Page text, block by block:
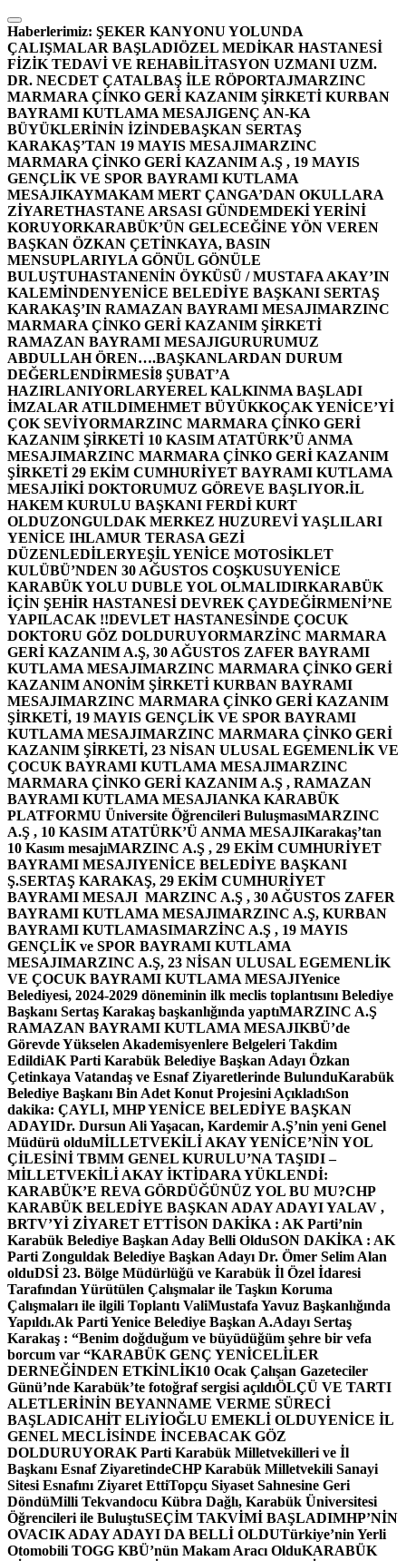
İçeriğe
atla
Haberlerimiz: ŞEKER KANYONU YOLUNDA
ÇALIŞMALAR BAŞLADIÖZEL MEDİKAR HASTANESİ
FİZİK TEDAVİ VE REHABİLİTASYON UZMANI UZM.
DR. NECDET ÇATALBAŞ İLE RÖPORTAJMARZINC
MARMARA ÇİNKO GERİ KAZANIM ŞİRKETİ KURBAN
BAYRAMI KUTLAMA MESAJIGENÇ AN-KA
BÜYÜKLERİNİN İZİNDEBAŞKAN SERTAŞ
KARAKAŞ’TAN 19 MAYIS MESAJIMARZINC
MARMARA ÇİNKO GERİ KAZANIM A.Ş , 19 MAYIS
GENÇLİK VE SPOR BAYRAMI KUTLAMA
MESAJIKAYMAKAM MERT ÇANGA’DAN OKULLARA
ZİYARETHASTANE ARSASI GÜNDEMDEKİ YERİNİ
KORUYORKARABÜK’ÜN GELECEĞİNE YÖN VEREN
BAŞKAN ÖZKAN ÇETİNKAYA, BASIN
MENSUPLARIYLA GÖNÜL GÖNÜLE
BULUŞTUHASTANENİN ÖYKÜSÜ / MUSTAFA AKAY’IN
KALEMİNDENYENİCE BELEDİYE BAŞKANI SERTAŞ
KARAKAŞ’IN RAMAZAN BAYRAMI MESAJIMARZINC
MARMARA ÇİNKO GERİ KAZANIM ŞİRKETİ
RAMAZAN BAYRAMI MESAJIGURURUMUZ
ABDULLAH ÖREN….BAŞKANLARDAN DURUM
DEĞERLENDİRMESİ8 ŞUBAT’A
HAZIRLANIYORLARYEREL KALKINMA BAŞLADI
İMZALAR ATILDIMEHMET BÜYÜKKOÇAK YENİCE’Yİ
ÇOK SEVİYORMARZINC MARMARA ÇİNKO GERİ
KAZANIM ŞİRKETİ 10 KASIM ATATÜRK’Ü ANMA
MESAJIMARZINC MARMARA ÇİNKO GERİ KAZANIM
ŞİRKETİ 29 EKİM CUMHURİYET BAYRAMI KUTLAMA
MESAJIİKİ DOKTORUMUZ GÖREVE BAŞLIYOR.İL
HAKEM KURULU BAŞKANI FERDİ KURT
OLDUZONGULDAK MERKEZ HUZUREVİ YAŞLILARI
YENİCE IHLAMUR TERASA GEZİ
DÜZENLEDİLERYEŞİL YENİCE MOTOSİKLET
KULÜBÜ’NDEN 30 AĞUSTOS COŞKUSUYENİCE
KARABÜK YOLU DUBLE YOL OLMALIDIRKARABÜK
İÇİN ŞEHİR HASTANESİ DEVREK ÇAYDEĞİRMENİ’NE
YAPILACAK !!DEVLET HASTANESİNDE ÇOCUK
DOKTORU GÖZ DOLDURUYORMARZİNC MARMARA
GERİ KAZANIM A.Ş, 30 AĞUSTOS ZAFER BAYRAMI
KUTLAMA MESAJIMARZINC MARMARA ÇİNKO GERİ
KAZANIM ANONİM ŞİRKETİ KURBAN BAYRAMI
MESAJIMARZINC MARMARA ÇİNKO GERİ KAZANIM
ŞİRKETİ, 19 MAYIS GENÇLİK VE SPOR BAYRAMI
KUTLAMA MESAJIMARZINC MARMARA ÇİNKO GERİ
KAZANIM ŞİRKETİ, 23 NİSAN ULUSAL EGEMENLİK VE
ÇOCUK BAYRAMI KUTLAMA MESAJIMARZINC
MARMARA ÇİNKO GERİ KAZANIM A.Ş , RAMAZAN
BAYRAMI KUTLAMA MESAJIANKA KARABÜK
PLATFORMU Üniversite Öğrencileri BuluşmasıMARZINC
A.Ş , 10 KASIM ATATÜRK’Ü ANMA MESAJIKarakaş’tan
10 Kasım mesajıMARZINC A.Ş , 29 EKİM CUMHURİYET
BAYRAMI MESAJIYENİCE BELEDİYE BAŞKANI
Ş.SERTAŞ KARAKAŞ, 29 EKİM CUMHURİYET
BAYRAMI MESAJI MARZINC A.Ş , 30 AĞUSTOS ZAFER
BAYRAMI KUTLAMA MESAJIMARZINC A.Ş, KURBAN
BAYRAMI KUTLAMASIMARZİNC A.Ş , 19 MAYIS
GENÇLİK ve SPOR BAYRAMI KUTLAMA
MESAJIMARZINC A.Ş, 23 NİSAN ULUSAL EGEMENLİK
VE ÇOCUK BAYRAMI KUTLAMA MESAJIYenice
Belediyesi, 2024-2029 döneminin ilk meclis toplantısını Belediye
Başkanı Sertaş Karakaş başkanlığında yaptıMARZINC A.Ş
RAMAZAN BAYRAMI KUTLAMA MESAJIKBÜ’de
Görevde Yükselen Akademisyenlere Belgeleri Takdim
EdildiAK Parti Karabük Belediye Başkan Adayı Özkan
Çetinkaya Vatandaş ve Esnaf Ziyaretlerinde BulunduKarabük
Belediye Başkanı Bin Adet Konut Projesini AçıkladıSon
dakika: ÇAYLI, MHP YENİCE BELEDİYE BAŞKAN
ADAYIDr. Dursun Ali Yaşacan, Kardemir A.Ş’nin yeni Genel
Müdürü olduMİLLETVEKİLİ AKAY YENİCE’NİN YOL
ÇİLESİNİ TBMM GENEL KURULU’NA TAŞIDI –
MİLLETVEKİLİ AKAY İKTİDARA YÜKLENDİ:
KARABÜK’E REVA GÖRDÜĞÜNÜZ YOL BU MU?CHP
KARABÜK BELEDİYE BAŞKAN ADAY ADAYI YALAV ,
BRTV’Yİ ZİYARET ETTİSON DAKİKA : AK Parti’nin
Karabük Belediye Başkan Aday Belli OlduSON DAKİKA : AK
Parti Zonguldak Belediye Başkan Adayı Dr. Ömer Selim Alan
olduDSİ 23. Bölge Müdürlüğü ve Karabük İl Özel İdaresi
Tarafından Yürütülen Çalışmalar ile Taşkın Koruma
Çalışmaları ile ilgili Toplantı ValiMustafa Yavuz Başkanlığında
Yapıldı.Ak Parti Yenice Belediye Başkan A.Adayı Sertaş
Karakaş : “Benim doğduğum ve büyüdüğüm şehre bir vefa
borcum var “KARABÜK GENÇ YENİCELİLER
DERNEĞİNDEN ETKİNLİK10 Ocak Çalışan Gazeteciler
Günü’nde Karabük’te fotoğraf sergisi açıldıÖLÇÜ VE TARTI
ALETLERİNİN BEYANNAME VERME SÜRECİ
BAŞLADICAHİT ELiYİOĞLU EMEKLİ OLDUYENİCE İL
GENEL MECLİSİNDE İNCEBACAK GÖZ
DOLDURUYORAK Parti Karabük Milletvekilleri ve İl
Başkanı Esnaf ZiyaretindeCHP Karabük Milletvekili Sanayi
Sitesi Esnafını Ziyaret EttiTopçu Siyaset Sahnesine Geri
DöndüMilli Tekvandocu Kübra Dağlı, Karabük Üniversitesi
Öğrencileri ile BuluştuSEÇİM TAKVİMİ BAŞLADIMHP’NİN
OVACIK ADAY ADAYI DA BELLİ OLDUTürkiye’nin Yerli
Otomobili TOGG KBÜ’nün Makam Aracı OlduKARABÜK